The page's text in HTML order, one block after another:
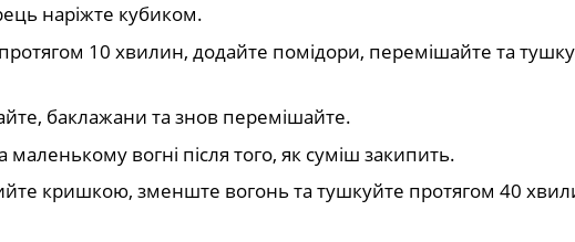
наріжте кубиком.
10 хвилин, додайте помідори, перемішайте та
баклажани та знов перемішайте.
маленькому вогні після того, як суміш закипить.
кришкою, зменште вогонь та тушкуйте протягом 40